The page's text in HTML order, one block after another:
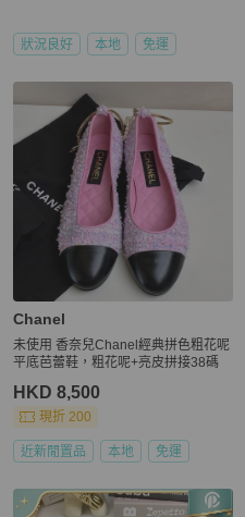
狀況良好 本地 免運
Chanel
未使用 香奈兒Chanel經典拼色粗花呢
平底芭蕾鞋，粗花呢+亮皮拼接38碼
HKD 8,500
現折 200
近新閒置品 本地 免運